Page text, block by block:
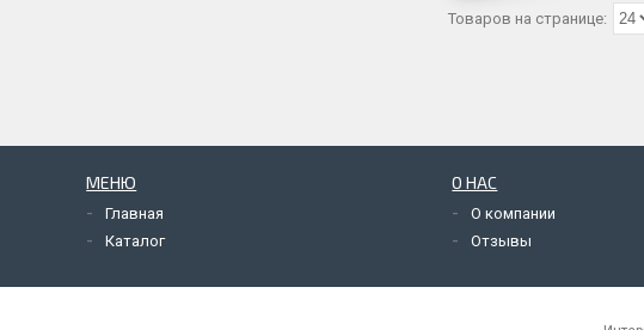
МЕНЮ
Главная
Каталог
О НАС
О компании
Отзывы